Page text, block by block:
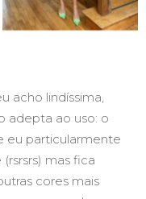
acho lindíssima,
adepta ao uso: o
eu particularmente
mas fica
cores mais